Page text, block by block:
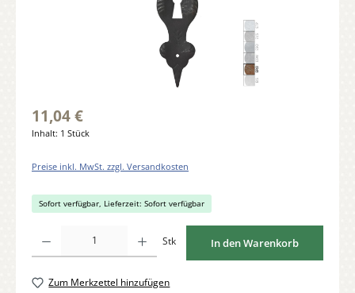
11,04 €
Inhalt: 1 Stück
Preise inkl. MwSt. zzgl. Versandkosten
Sofort verfügbar, Lieferzeit: Sofort verfügbar
Stk In den Warenkorb
Zum Merkzettel hinzufügen